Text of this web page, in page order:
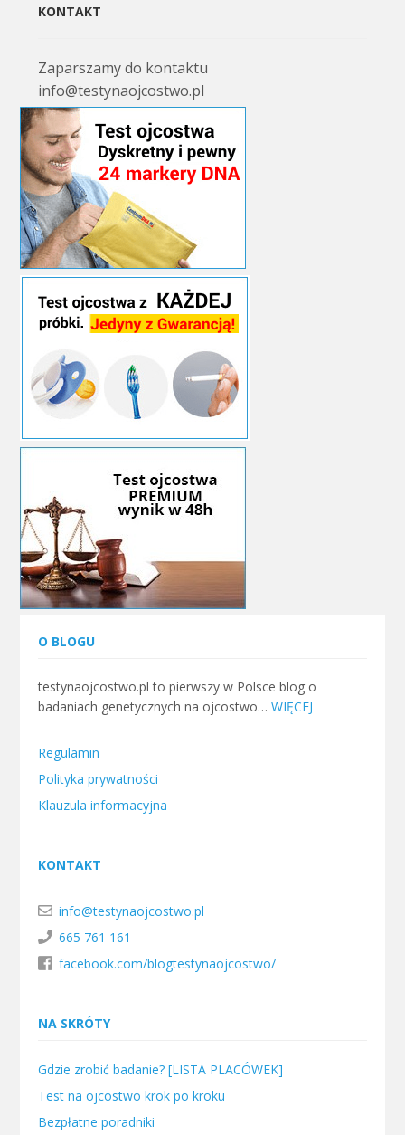
KONTAKT
Zaparszamy do kontaktu
info@testynaojcostwo.pl
O BLOGU
testynaojcostwo.pl to pierwszy w Polsce blog o
badaniach genetycznych na ojcostwo…WIĘCEJ
Regulamin
Polityka prywatności
Klauzula informacyjna
KONTAKT
info@testynaojcostwo.pl
665 761 161
facebook.com/blogtestynaojcostwo/
NA SKRÓTY
Gdzie zrobić badanie? [LISTA PLACÓWEK]
Test na ojcostwo krok po kroku
Bezpłatne poradniki